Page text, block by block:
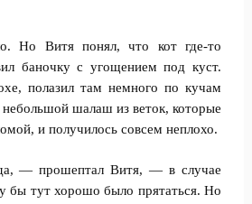
Но Витя понял, что кот где-то
баночку с угощением под куст.
полазил там немного по кучам
шалаш из веток, которые
и получилось совсем неплохо.
— прошептал Витя, — в случае
бы тут хорошо было прятаться. Но